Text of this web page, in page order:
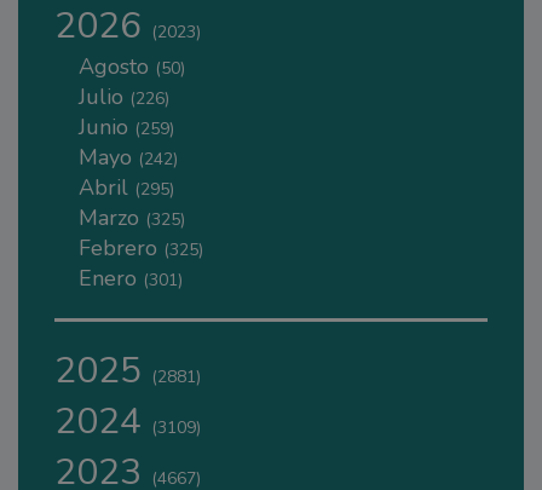
2026 (2023)
Agosto (50)
Julio (226)
Junio (259)
Mayo (242)
Abril (295)
Marzo (325)
Febrero (325)
Enero (301)
2025 (2881)
2024 (3109)
2023 (4667)